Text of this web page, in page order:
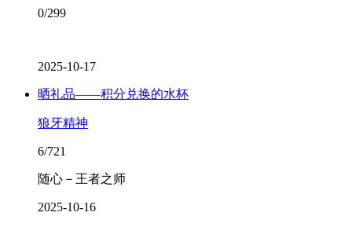
0/299
2025-10-17
晒礼品——积分兑换的水杯
狼牙精神
6/721
随心－王者之师
2025-10-16